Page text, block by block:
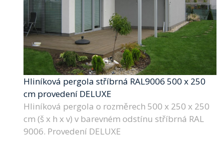
Hliníková pergola stříbrná RAL9006 500 x 250
cm provedení DELUXE
Hliníková pergola o rozměrech 500 x 250 x 250
cm (š x h x v) v barevném odstínu stříbrná RAL
9006. Provedení DELUXE